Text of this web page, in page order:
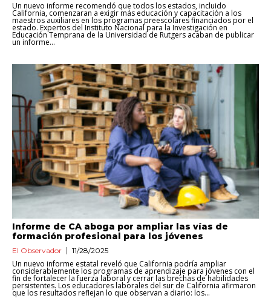
Un nuevo informe recomendó que todos los estados, incluido
California, comenzaran a exigir más educación y capacitación a los
maestros auxiliares en los programas preescolares financiados por el
estado. Expertos del Instituto Nacional para la Investigación en
Educación Temprana de la Universidad de Rutgers acaban de publicar
un informe...
Informe de CA aboga por ampliar las vías de
formación profesional para los jóvenes
El Observador 11/28/2025
Un nuevo informe estatal reveló que California podría ampliar
considerablemente los programas de aprendizaje para jóvenes con el
fin de fortalecer la fuerza laboral y cerrar las brechas de habilidades
persistentes. Los educadores laborales del sur de California afirmaron
que los resultados reflejan lo que observan a diario: los...